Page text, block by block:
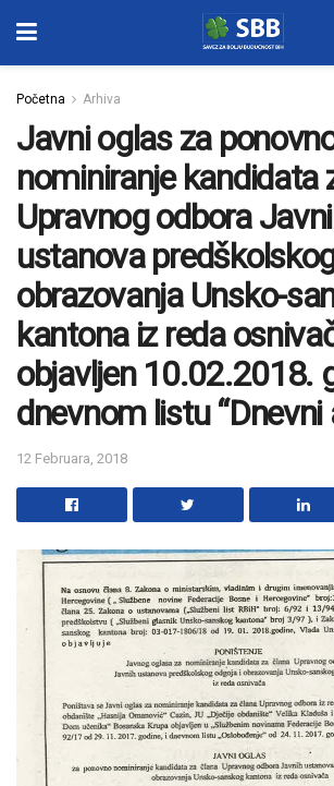
Početna Arhiva
Javni oglas za
nominiranje kandidata
Upravnog odbora
ustanova
obrazovanja Unsko-
kantona iz reda
objavljen 10.02.2018.
dnevnom listu “Dnevni
12 Februara, 2018